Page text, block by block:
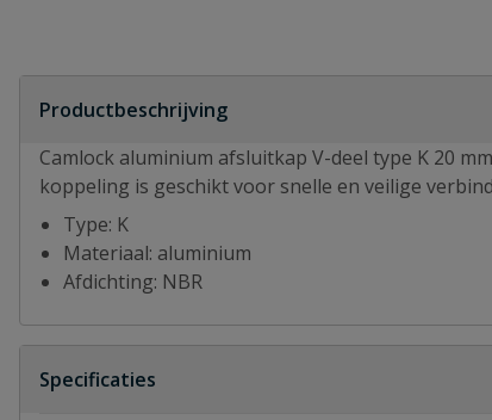
Productbeschrijving
Camlock aluminium afsluitkap V-deel type K 20
koppeling is geschikt voor snelle en veilige
Type: K
Materiaal: aluminium
Afdichting: NBR
Specificaties